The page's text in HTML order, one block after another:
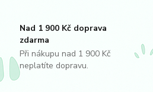
Nad 1 900 Kč doprava
zdarma
Při nákupu nad 1 900 Kč
neplatíte dopravu.